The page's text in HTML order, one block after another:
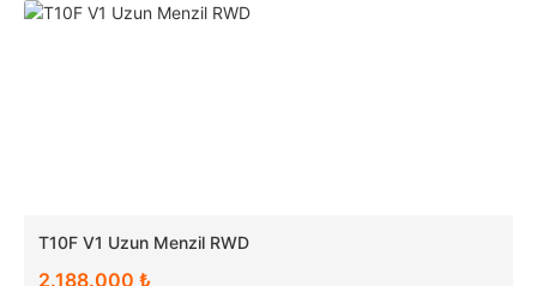
T10F V1 Uzun Menzil RWD
2.188.000 ₺